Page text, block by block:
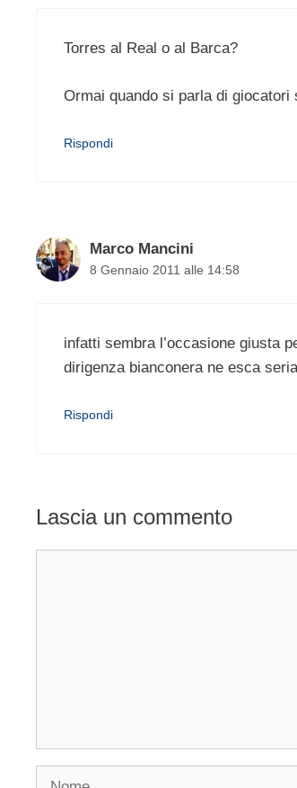
Torres al Real o al Barca?
Ormai quando si parla di
Rispondi
Marco Mancini
8 Gennaio 2011 alle 14:58
infatti sembra l’occasione giusta
dirigenza bianconera ne esca
Rispondi
Lascia un commento